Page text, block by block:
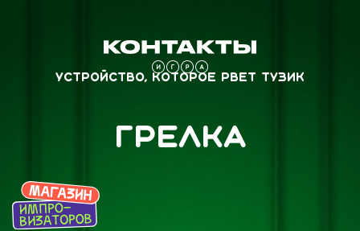
Устройство, которое рвет Тузик
Грелка